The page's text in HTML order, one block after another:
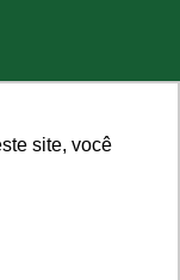
site, você